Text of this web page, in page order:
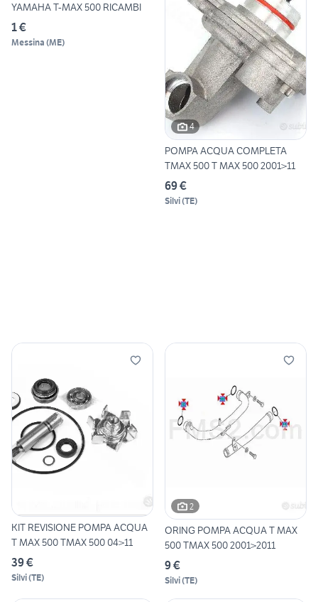
YAMAHA T-MAX 500 RICAMBI
1 €
Messina (ME)
4
POMPA ACQUA COMPLETA
TMAX 500 T MAX 500 2001>11
69 €
Silvi(TE)
KIT REVISIONE POMPA ACQUA
T MAX 500 TMAX 500 04>11
39 €
Silvi(TE)
2
ORING POMPA ACQUA T MAX
500 TMAX 500 2001>2011
9 €
Silvi(TE)